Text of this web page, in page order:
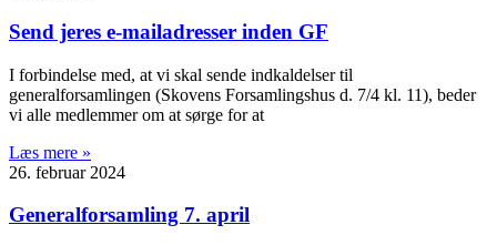
Send jeres e-mailadresser inden GF
I forbindelse med, at vi skal sende indkaldelser til
generalforsamlingen (Skovens Forsamlingshus d. 7/4 kl. 11), beder
vi alle medlemmer om at sørge for at
Læs mere »
26. februar 2024
Generalforsamling 7. april